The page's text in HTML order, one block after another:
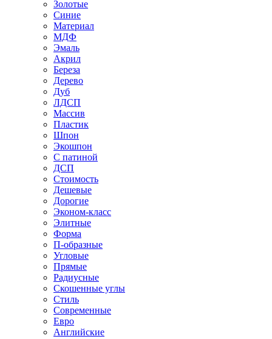
Золотые
Синие
Материал
МДФ
Эмаль
Акрил
Береза
Дерево
Дуб
ЛДСП
Массив
Пластик
Шпон
Экошпон
С патиной
ДСП
Стоимость
Дешевые
Дорогие
Эконом-класс
Элитные
Форма
П-образные
Угловые
Прямые
Радиусные
Скошенные углы
Стиль
Современные
Евро
Английские